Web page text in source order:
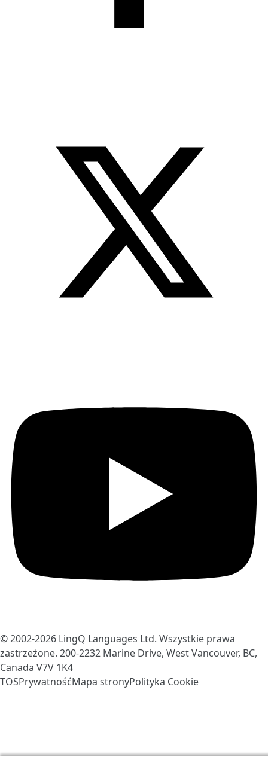
© 2002-2026 LingQ Languages Ltd. Wszystkie prawa
zastrzeżone. 200-2232 Marine Drive, West Vancouver, BC,
Canada V7V 1K4
TOSPrywatnośćMapa stronyPolityka Cookie